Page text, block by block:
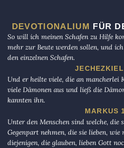
DEVOTIONALIUM FÜR
So will ich meinen Schafen zu Hilfe
mehr zur Beute werden sollen, und
den einzelnen Schafen.
Und er heilte viele, die an
viele Dämonen aus und ließ die
kannten ihn.
MARKUS
Unter den Menschen sind welche, die
Gegenpart nehmen, die sie lieben,
diejenigen, die glauben, lieben Gott